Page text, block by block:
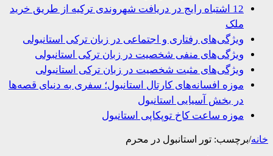
12 اشتباه رایج در دریافت شهروندی ترکیه از طریق خرید
ویژگی‌های رفتاری و اجتماعی در زبان ترکی استانبولی
ویژگی‌های منفی شخصیت در زبان ترکی استانبولی
ویژگی‌های مثبت شخصیت در زبان ترکی استانبولی
موزه افسانه‌های کارتال استانبول؛ سفری به دنیای قصه‌ها
در بخش آسیایی استانبول
موزه ساعت کاخ توپکاپی استانبول
برچسب:تور استانبول در محرم